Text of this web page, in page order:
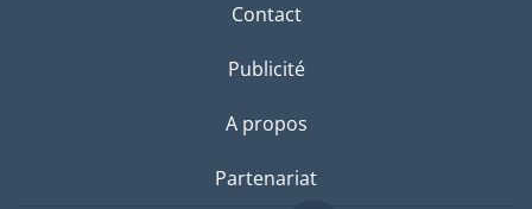
Contact
Publicité
A propos
Partenariat